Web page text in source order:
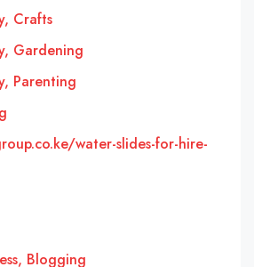
Crafts
Gardening
Parenting
water-slides-for-hire-
Blogging